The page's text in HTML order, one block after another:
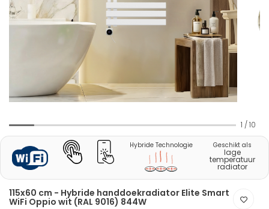
1 / 10
Hybride Technologie Geschikt als
lage
temperatuur
radiator
115x60 cm - Hybride handdoekradiator Elite Smart
WiFi Oppio wit (RAL 9016) 844W